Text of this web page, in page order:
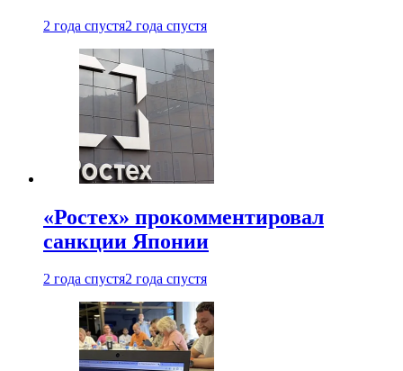
2 года спустя2 года спустя
«Ростех» прокомментировал
санкции Японии
2 года спустя2 года спустя